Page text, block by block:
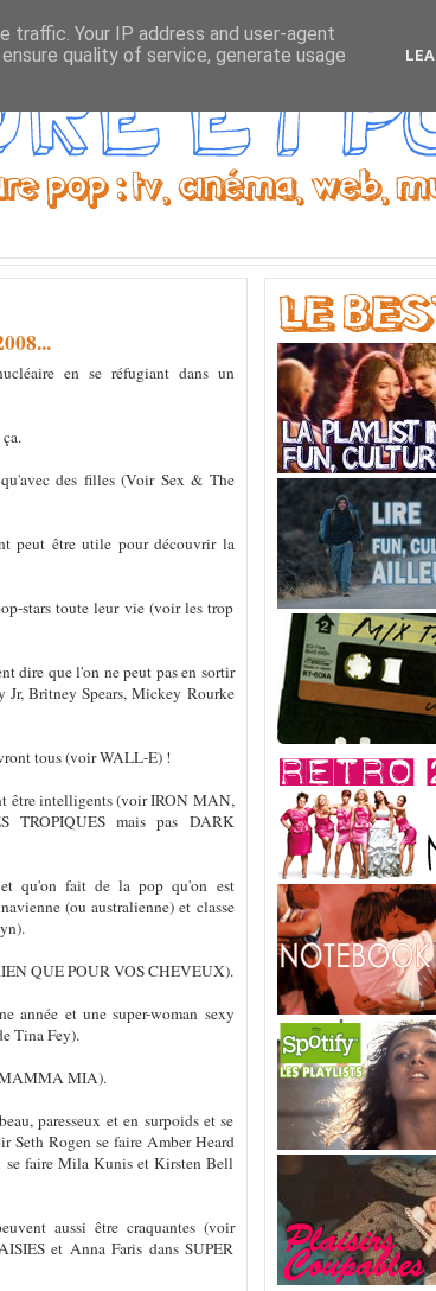
en se réfugiant dans un
des filles (Voir Sex & The
peut être utile pour découvrir la
stars toute leur vie (voir les trop
dire que l'on ne peut pas en sortir
Jr, Britney Spears, Mickey Rourke
tous (voir WALL-E) !
être intelligents (voir IRON MAN,
TROPIQUES mais pas DARK
qu'on fait de la pop qu'on est
(ou australienne) et classe
QUE POUR VOS CHEVEUX).
année et une super-woman sexy
Tina Fey).
MAMMA MIA).
paresseux et en surpoids et se
Seth Rogen se faire Amber Heard
se faire Mila Kunis et Kirsten Bell
aussi être craquantes (voir
et Anna Faris dans SUPER
Your IP address and user-agent
quality of service, generate usage